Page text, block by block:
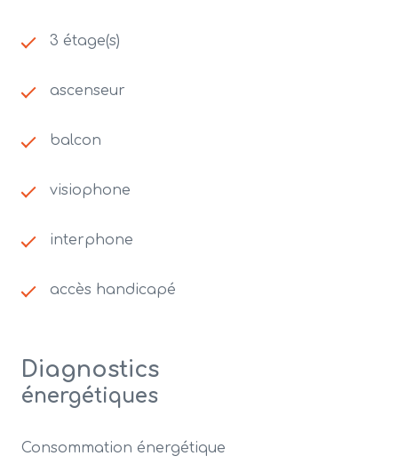
3 étage(s)
ascenseur
balcon
visiophone
interphone
accès handicapé
Diagnostics
énergétiques
Consommation énergétique